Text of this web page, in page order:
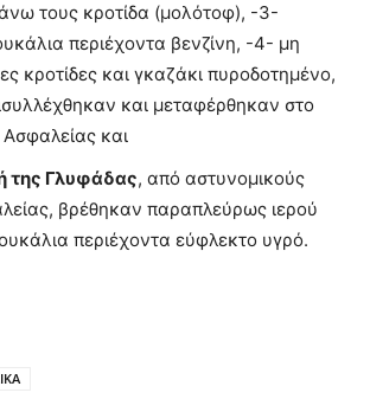
τους κροτίδα (μολότοφ), -3-
περιέχοντα βενζίνη, -4- μη
κροτίδες και γκαζάκι πυροδοτημένο,
και μεταφέρθηκαν στο
και
της Γλυφάδας, από αστυνομικούς
βρέθηκαν παραπλεύρως ιερού
περιέχοντα εύφλεκτο υγρό.